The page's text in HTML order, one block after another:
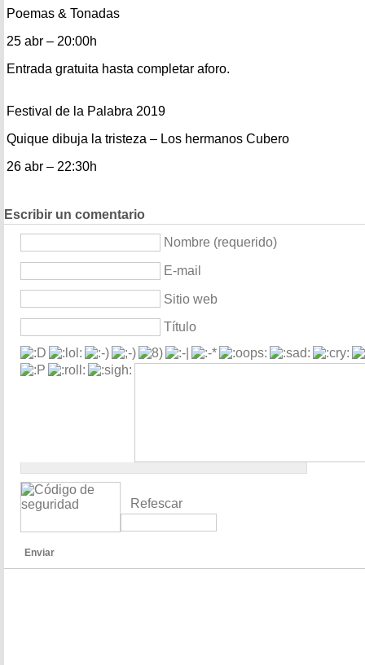
Poemas & Tonadas
25 abr – 20:00h
Entrada gratuita hasta completar aforo.
Festival de la Palabra 2019
Quique dibuja la tristeza – Los hermanos Cubero
26 abr – 22:30h
Escribir un comentario
Nombre (requerido)
E-mail
Sitio web
Título
Refescar
Enviar